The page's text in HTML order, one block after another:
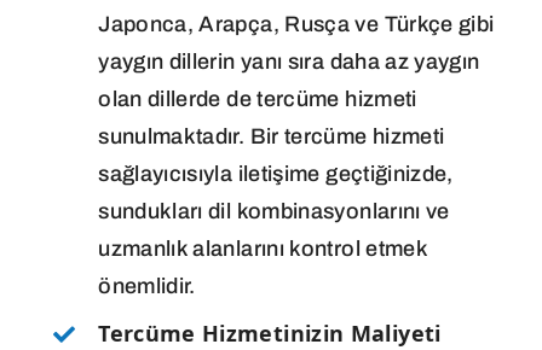
Japonca, Arapça, Rusça ve Türkçe gibi
yaygın dillerin yanı sıra daha az yaygın
olan dillerde de tercüme hizmeti
sunulmaktadır. Bir tercüme hizmeti
sağlayıcısıyla iletişime geçtiğinizde,
sundukları dil kombinasyonlarını ve
uzmanlık alanlarını kontrol etmek
önemlidir.
Tercüme Hizmetinizin Maliyeti